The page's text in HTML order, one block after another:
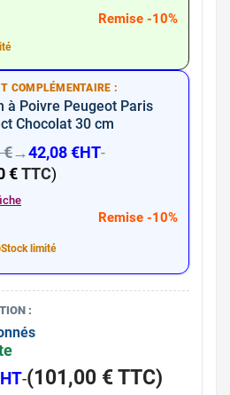
Remise -10%
COMPLÉMENTAIRE :
à Poivre Peugeot Paris
Chocolat 30 cm
€→42,08 €HT-
€TTC)
Remise -10%
Stock limité
:
HT-(101,00 €TTC)